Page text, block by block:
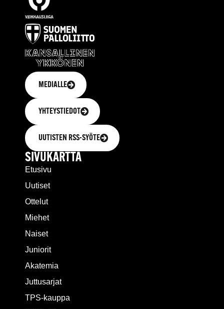
MEDIALLE
YHTEYSTIEDOT
UUTISTEN RSS-SYÖTE
SIVUKARTTA
Etusivu
Uutiset
Ottelut
Miehet
Naiset
Juniorit
Akatemia
Juttusarjat
TPS-kauppa